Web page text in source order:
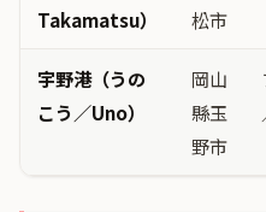
Takamatsu）
松市
宇野港（うの
こう／Uno）
岡山
縣玉
野市